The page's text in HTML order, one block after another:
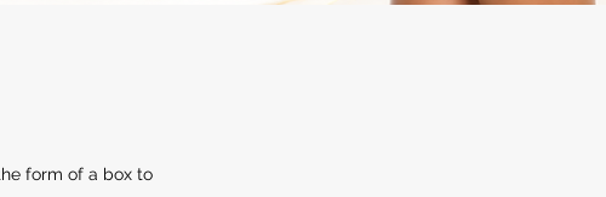
form of a box to